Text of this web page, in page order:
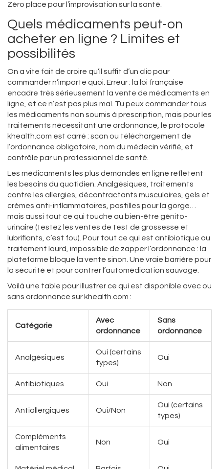
Zéro place pour l’improvisation sur la santé.
Quels médicaments peut-on
acheter en ligne ? Limites et
possibilités
On a vite fait de croire qu’il suffit d’un clic pour
commander n’importe quoi. Erreur : la loi française
encadre très sérieusement la vente de médicaments en
ligne, et ce n’est pas plus mal. Tu peux commander tous
les médicaments non soumis à prescription, mais pour les
traitements nécessitant une ordonnance, le protocole
khealth.com est carré : scan ou téléchargement de
l’ordonnance obligatoire, nom du médecin vérifié, et
contrôle par un professionnel de santé.
Les médicaments les plus demandés en ligne reflètent
les besoins du quotidien. Analgésiques, traitements
contre les allergies, décontractants musculaires, gels et
crèmes anti-inflammatoires, pastilles pour la gorge…
mais aussi tout ce qui touche au bien-être génito-
urinaire (testez les ventes de test de grossesse et
lubrifiants, c’est fou). Pour tout ce qui est antibiotique ou
traitement lourd, impossible de zapper l’ordonnance : la
plateforme bloque la vente sinon. Une vraie barrière pour
la sécurité et pour contrer l’automédication sauvage.
Voilà une table pour illustrer ce qui est disponible avec ou
sans ordonnance sur khealth.com :
Catégorie
Avec
ordonnance
Sans
ordonnance
Analgésiques
Oui (certains
types)
Oui
Antibiotiques Oui Non
Antiallergiques Oui/Non
Oui (certains
types)
Compléments
alimentaires
Non Oui